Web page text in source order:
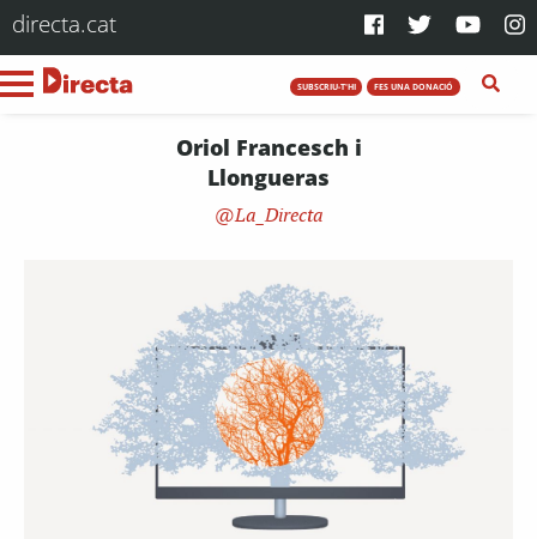
directa.cat
SUBSCRIU-T'HI FES UNA DONACIÓ
Oriol Francesch i
Llongueras
La_Directa